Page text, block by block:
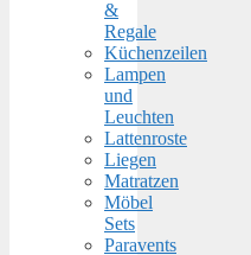
&
Regale
Küchenzeilen
Lampen
und
Leuchten
Lattenroste
Liegen
Matratzen
Möbel
Sets
Paravents